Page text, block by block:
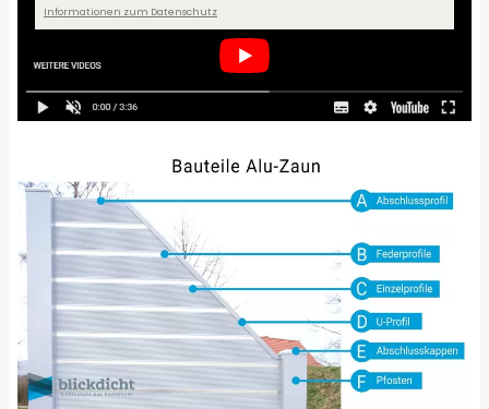
Informationen zum Datenschutz